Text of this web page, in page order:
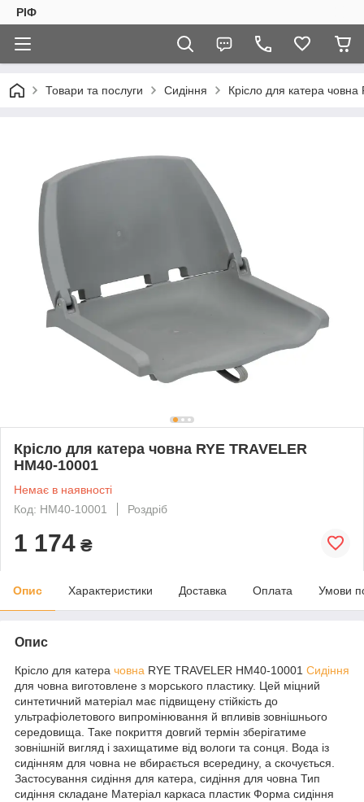
РІФ
Товари та послуги Сидіння Крісло для катера
Крісло для катера човна RYE TRAVELER
HM40-10001
Немає в наявності
Код: HM40-10001
Роздріб
1 174 ₴
Опис Характеристики Доставка Оплата Умови
Опис
Крісло для катера човна RYE TRAVELER HM40-10001 Сидіння
для човна виготовлене з морського пластику. Цей міцний
синтетичний матеріал має підвищену стійкість до
ультрафіолетового випромінювання й впливів зовнішнього
середовища. Таке покриття довгий термін зберігатиме
зовнішній вигляд і захищатиме від вологи та сонця. Вода із
сидінням для човна не вбирається всередину, а скочується.
Застосування сидіння для катера, сидіння для човна Тип
сидіння складане Матеріал каркаса пластик Форма сидіння